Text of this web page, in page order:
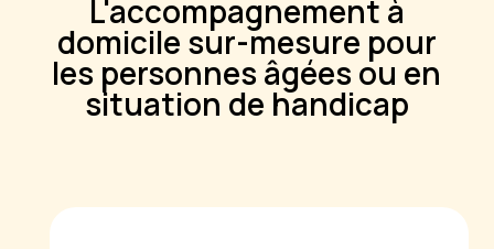
L'accompagnement à
domicile sur-mesure pour
les personnes âgées ou en
situation de handicap